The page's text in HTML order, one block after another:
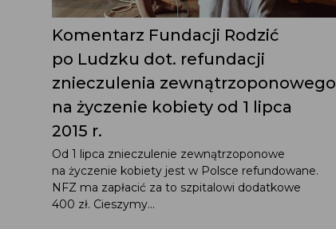
Komentarz Fundacji Rodzić
po Ludzku dot. refundacji
znieczulenia zewnątrzoponowego
na życzenie kobiety od 1 lipca
2015 r.
Od 1 lipca znieczulenie zewnątrzoponowe
na życzenie kobiety jest w Polsce refundowane.
NFZ ma zapłacić za to szpitalowi dodatkowe
400 zł. Cieszymy...